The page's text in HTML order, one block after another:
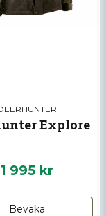
Explore
1 995 kr
Bevaka